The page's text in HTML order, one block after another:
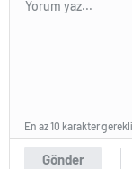
Gönder
En az 10 karakter gerekli